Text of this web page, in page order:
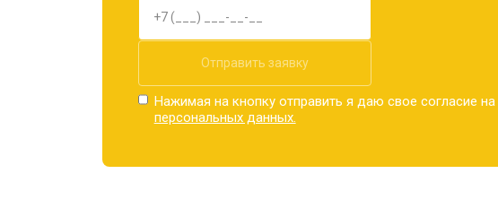
Отправить заявку
Нажимая на кнопку отправить я даю свое согласие
персональных данных.